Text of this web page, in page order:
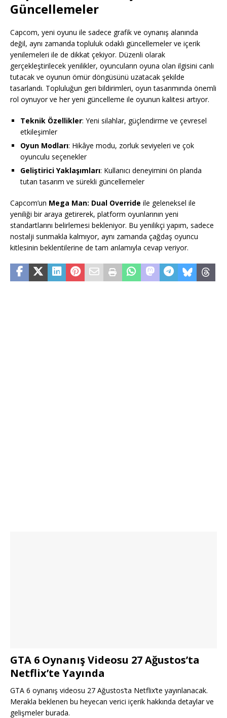
Güncellemeler
Capcom, yeni oyunu ile sadece grafik ve oynanış alanında
değil, aynı zamanda topluluk odaklı güncellemeler ve içerik
yenilemeleri ile de dikkat çekiyor. Düzenli olarak
gerçekleştirilecek yenilikler, oyuncuların oyuna olan ilgisini canlı
tutacak ve oyunun ömür döngüsünü uzatacak şekilde
tasarlandı. Topluluğun geri bildirimleri, oyun tasarımında önemli
rol oynuyor ve her yeni güncelleme ile oyunun kalitesi artıyor.
Teknik Özellikler: Yeni silahlar, güçlendirme ve çevresel
etkileşimler
Oyun Modları: Hikâye modu, zorluk seviyeleri ve çok
oyunculu seçenekler
Geliştirici Yaklaşımları: Kullanıcı deneyimini ön planda
tutan tasarım ve sürekli güncellemeler
Capcom’un Mega Man: Dual Override ile geleneksel ile
yeniliği bir araya getirerek, platform oyunlarının yeni
standartlarını belirlemesi bekleniyor. Bu yenilikçi yapım, sadece
nostalji sunmakla kalmıyor, aynı zamanda çağdaş oyuncu
kitlesinin beklentilerine de tam anlamıyla cevap veriyor.
GTA 6 Oynanış Videosu 27 Ağustos’ta
Netflix’te Yayında
GTA 6 oynanış videosu 27 Ağustos’ta Netflix’te yayınlanacak.
Merakla beklenen bu heyecan verici içerik hakkında detaylar ve
gelişmeler burada.